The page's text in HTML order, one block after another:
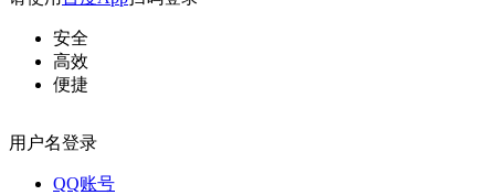
安全
高效
便捷
用户名登录
QQ账号